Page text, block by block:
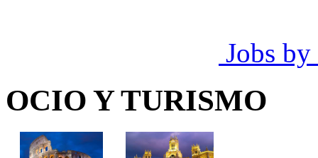
Jobs by
OCIO Y TURISMO